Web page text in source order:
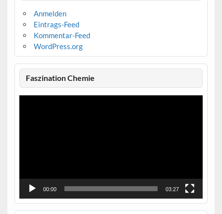
Anmelden
Eintrags-Feed
Kommentar-Feed
WordPress.org
Faszination Chemie
Video-
00:00 03:27